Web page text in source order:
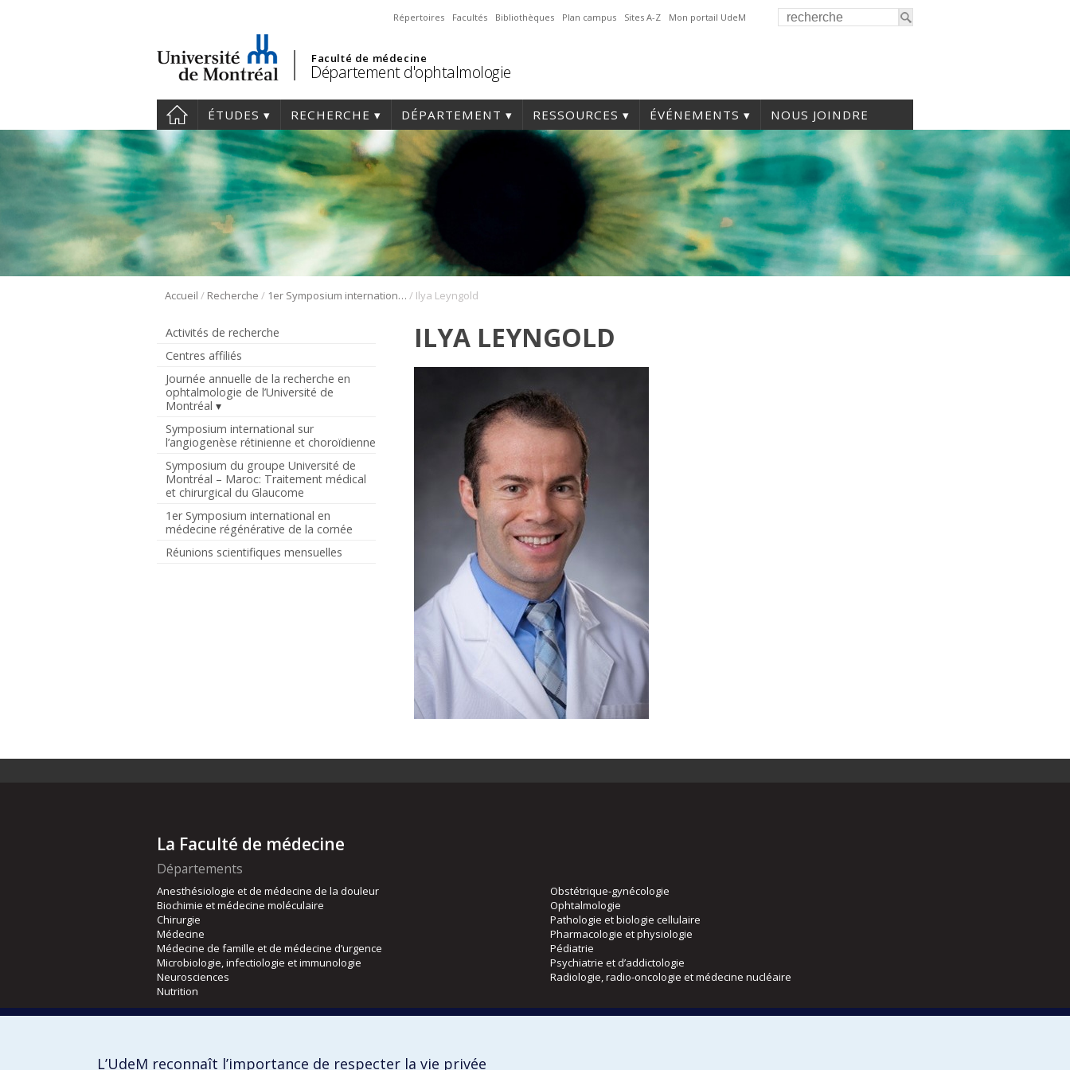
Répertoires Facultés Bibliothèques Plan campus Sites A-Z Mon portail UdeM
Faculté de médecine
Département d'ophtalmologie
ÉTUDES RECHERCHE DÉPARTEMENT RESSOURCES ÉVÉNEMENTS NOUS JOINDRE
Accueil / Recherche / 1er Symposium international en médecine régénérative de la cornée / Ilya Leyngold
Activités de recherche
Centres affiliés
Journée annuelle de la recherche en
ophtalmologie de l’Université de
Montréal
Symposium international sur
l’angiogenèse rétinienne et choroïdienne
Symposium du groupe Université de
Montréal – Maroc: Traitement médical
et chirurgical du Glaucome
1er Symposium international en
médecine régénérative de la cornée
Réunions scientifiques mensuelles
ILYA LEYNGOLD
La Faculté de médecine
Départements
Anesthésiologie et de médecine de la douleur
Biochimie et médecine moléculaire
Chirurgie
Médecine
Médecine de famille et de médecine d’urgence
Microbiologie, infectiologie et immunologie
Neurosciences
Nutrition
Obstétrique-gynécologie
Ophtalmologie
Pathologie et biologie cellulaire
Pharmacologie et physiologie
Pédiatrie
Psychiatrie et d’addictologie
Radiologie, radio-oncologie et médecine nucléaire
Orthophonie et audiologie
L’UdeM reconnaît l’importance de respecter la vie privée